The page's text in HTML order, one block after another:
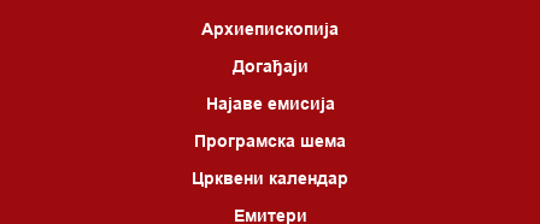
Архиепископија
Догађаји
Најаве емисија
Програмска шема
Црквени календар
Емитери